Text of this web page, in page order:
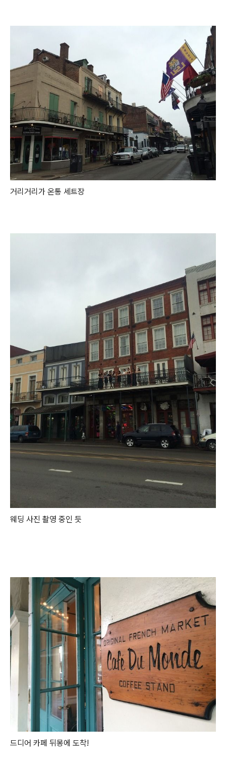
거리거리가 온통 세트장
웨딩 사진 촬영 중인 듯
드디어 카페 뒤몽에 도착!